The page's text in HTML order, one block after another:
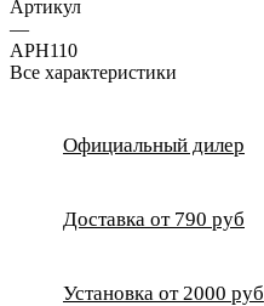
Артикул
—
APH110
Все характеристики
Официальный дилер
Доставка от 790 руб
Установка от 2000 руб